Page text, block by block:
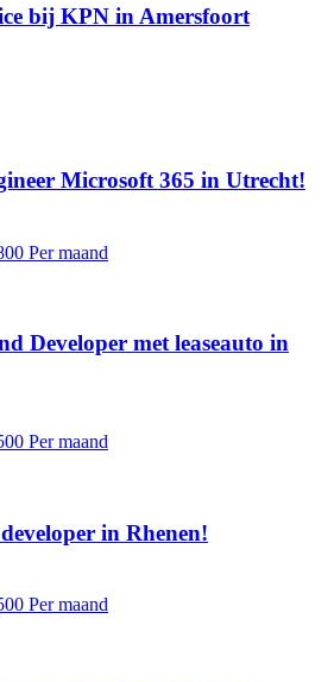
bij KPN in Amersfoort
Microsoft 365 in Utrecht!
Per maand
Developer met leaseauto in
Per maand
in Rhenen!
Per maand